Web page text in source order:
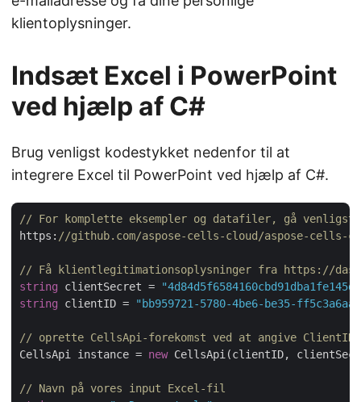
klientoplysninger.
Indsæt Excel i PowerPoint
ved hjælp af C#
Brug venligst kodestykket nedenfor til at
integrere Excel til PowerPoint ved hjælp af C#.
// For komplette eksempler og datafiler, gå
https: //github.com/aspose-cells-cloud/aspose-cells-
// Få klientlegitimationsoplysninger fra https://
string clientSecret =
string clientID = "bb959721-5780-4be6-be35-
// oprette CellsApi-forekomst ved at angive
CellsApi instance = new CellsApi(clientID,
// Navn på vores input Excel-fil